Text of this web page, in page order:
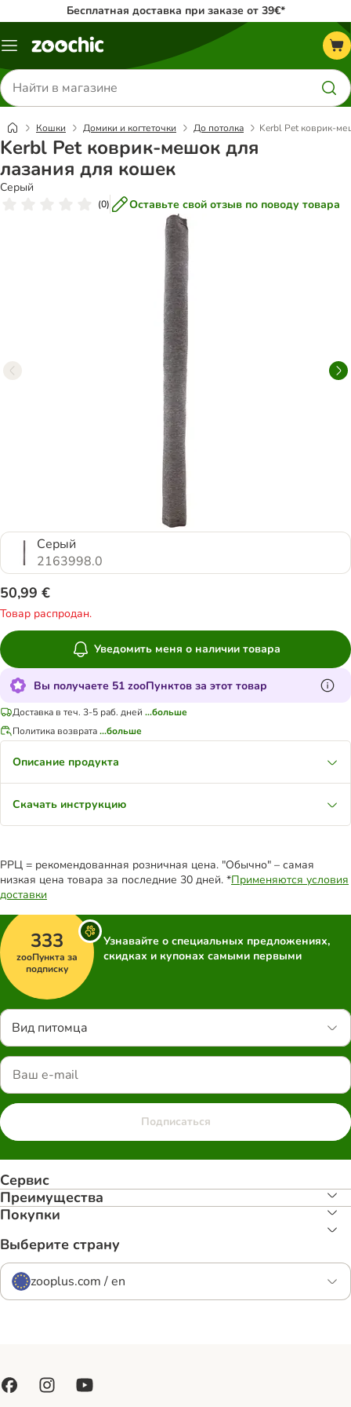
Бесплатная доставка при заказе от 39€*
Каталог
Поиск
товаров
Кошки Домики и когтеточки До потолка Kerbl Pet коврик-
Kerbl Pet коврик-мешок для
лазания для кошек
Серый
(0) Оставьте свой отзыв по поводу товара
Серый
2163998.0
50,99 €
Товар распродан.
Уведомить меня о наличии товара
Вы получаете 51 zooПунктов за этот товар
Доставка в теч. 3-5 раб. дней ...больше
Политика возврата...больше
Описание продукта
Скачать инструкцию
РРЦ = рекомендованная розничная цена. "Обычно" – самая
низкая цена товара за последние 30 дней. *Применяются условия
доставки
333
zooПункта за
подписку
Узнавайте о специальных предложениях,
скидках и купонах самыми первыми
Вид питомца
Подписаться
Сервис
Преимуществa
Покупки
Выберите страну
zooplus.com / en